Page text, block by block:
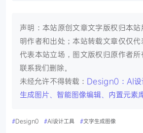
声明：本站原创文章文字版权归本
明作者和出处；本站转载文章仅仅
代表本站立场，图文版权归原作者
联系我们删除。
未经允许不得转载： Design0：AI设
生成图片、智能图像编辑、内置元素
#Design0 #AI设计工具 #文字生成图像